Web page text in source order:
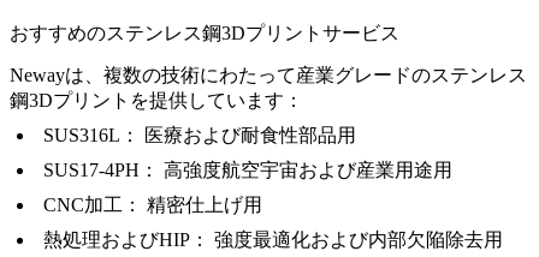
おすすめのステンレス鋼3Dプリントサービス
Newayは、複数の技術にわたって産業グレードのステンレス
鋼3Dプリントを提供しています：
SUS316L ： 医療および耐食性部品用
SUS17-4PH ： 高強度航空宇宙および産業用途用
CNC加工 ： 精密仕上げ用
熱処理およびHIP ： 強度最適化および内部欠陥除去用